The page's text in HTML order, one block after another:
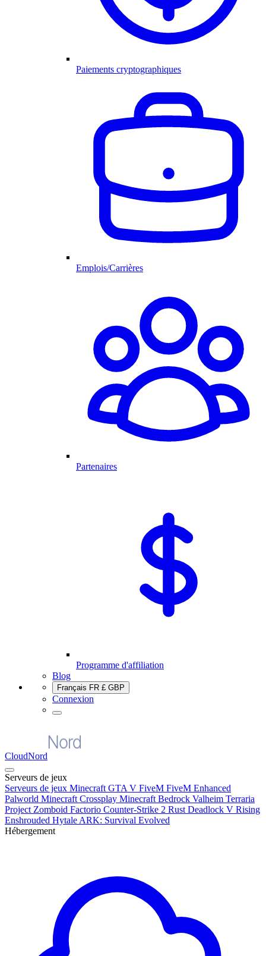
Paiements cryptographiques
Emplois/Carrières
Partenaires
Programme d'affiliation
Blog
Français FR £ GBP
Connexion
CloudNord
Serveurs de jeux
Serveurs de jeux Minecraft GTA V FiveM FiveM Enhanced
Palworld Minecraft Crossplay Minecraft Bedrock Valheim Terraria
Project Zomboid Factorio Counter-Strike 2 Rust Deadlock V Rising
Enshrouded Hytale ARK: Survival Evolved
Hébergement